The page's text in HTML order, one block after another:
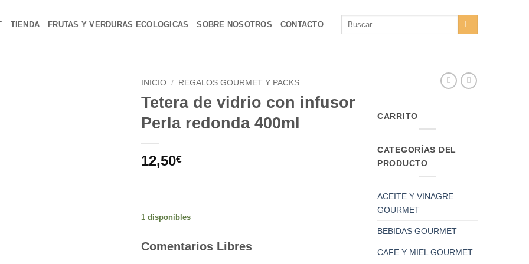
TIENDA FRUTAS Y VERDURAS ECOLOGICAS SOBRE NOSOTROS CONTACTO
Buscar
INICIO / REGALOS GOURMET Y PACKS
Tetera de vidrio con infusor
Perla redonda 400ml
12,50€
1 disponibles
Comentarios Libres
CARRITO
CATEGORÍAS DEL
PRODUCTO
ACEITE Y VINAGRE
GOURMET
BEBIDAS GOURMET
CAFE Y MIEL GOURMET